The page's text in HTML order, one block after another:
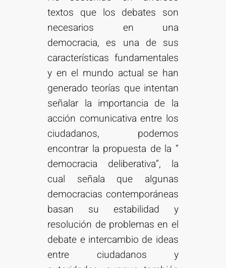
textos que los debates son
necesarios en una
democracia, es una de sus
características fundamentales
y en el mundo actual se han
generado teorías que intentan
señalar la importancia de la
acción comunicativa entre los
ciudadanos, podemos
encontrar la propuesta de la “
democracia deliberativa”, la
cual señala que algunas
democracias contemporáneas
basan su estabilidad y
resolución de problemas en el
debate e intercambio de ideas
entre ciudadanos y